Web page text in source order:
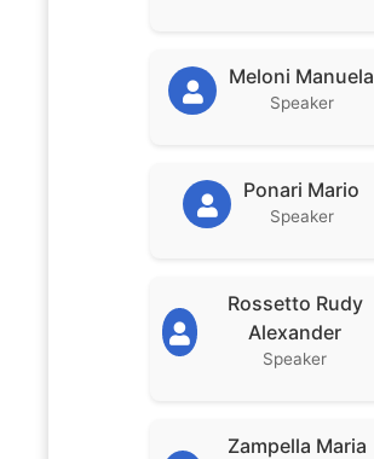
Meloni Manuela
Speaker
Ponari Mario
Speaker
Rossetto Rudy
Alexander
Speaker
Zampella Maria